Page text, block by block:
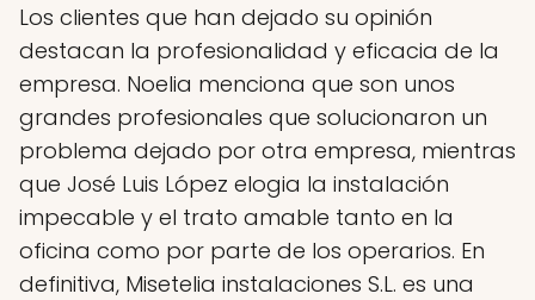
Los clientes que han dejado su opinión
destacan la profesionalidad y eficacia de la
empresa. Noelia menciona que son unos
grandes profesionales que solucionaron un
problema dejado por otra empresa, mientras
que José Luis López elogia la instalación
impecable y el trato amable tanto en la
oficina como por parte de los operarios. En
definitiva, Misetelia instalaciones S.L. es una